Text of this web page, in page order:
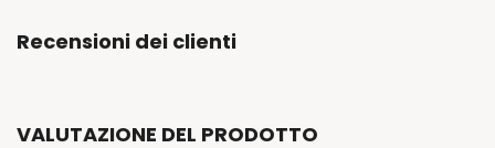
Recensioni dei clienti
VALUTAZIONE DEL PRODOTTO